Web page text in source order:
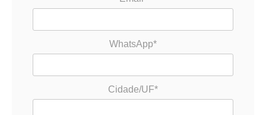
WhatsApp*
Cidade/UF*